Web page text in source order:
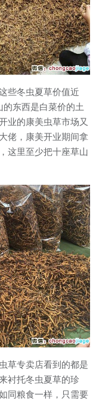
些冬虫夏草价值近
东西是白菜价的土
业的康美虫草市场又
佬，康美开业期间拿
这里至少把十座草山
草专卖店看到的都是
衬托冬虫夏草的珍
同粮食一样，只需要